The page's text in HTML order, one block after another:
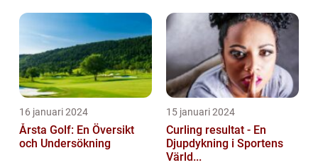
16 januari 2024
Årsta Golf: En Översikt
och Undersökning
15 januari 2024
Curling resultat - En
Djupdykning i Sportens
Värld...